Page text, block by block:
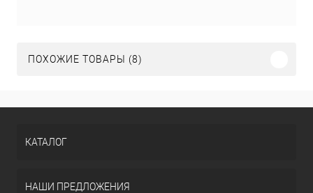
ПОХОЖИЕ ТОВАРЫ (8)
КАТАЛОГ
НАШИ ПРЕДЛОЖЕНИЯ